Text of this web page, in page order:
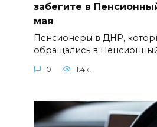
забегите в
мая
Пенсионеры в ДНР,
обращались в
0 1.4к.